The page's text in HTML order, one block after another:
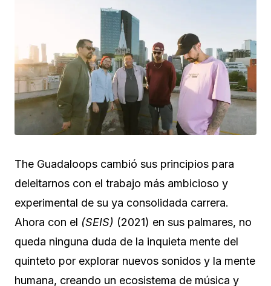
The Guadaloops cambió sus principios para
deleitarnos con el trabajo más ambicioso y
experimental de su ya consolidada carrera.
Ahora con el (SEIS) (2021) en sus palmares, no
queda ninguna duda de la inquieta mente del
quinteto por explorar nuevos sonidos y la mente
humana, creando un ecosistema de música y